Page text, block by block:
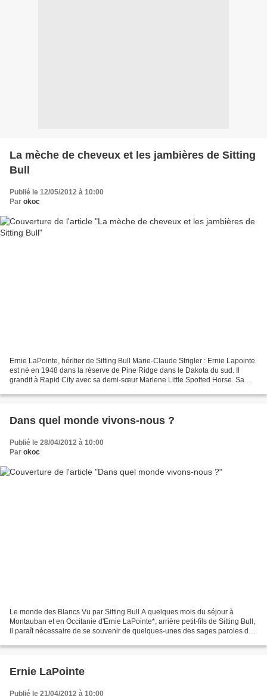
La mèche de cheveux et les jambières de Sitting
Bull
Publié le 12/05/2012 à 10:00
Par okoc
Ernie LaPointe, héritier de Sitting Bull Marie-Claude Strigler : Ernie Lapointe
est né en 1948 dans la réserve de Pine Ridge dans le Dakota du sud. Il
grandit à Rapid City avec sa demi-sœur Marlene Little Spotted Horse. Sa
Dans quel monde vivons-nous ?
Publié le 28/04/2012 à 10:00
Par okoc
Le monde des Blancs Vu par Sitting Bull A quelques mois du séjour à
Montauban et en Occitanie d'Ernie LaPointe*, arrière petit-fils de Sitting Bull,
il paraît nécessaire de se souvenir de quelques-unes des sages paroles du
Ernie LaPointe
Publié le 21/04/2012 à 10:00